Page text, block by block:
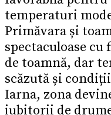
temperaturi
Primăvara și
spectaculoase
de toamnă, dar
scăzută și
Iarna, zona
iubitorii de